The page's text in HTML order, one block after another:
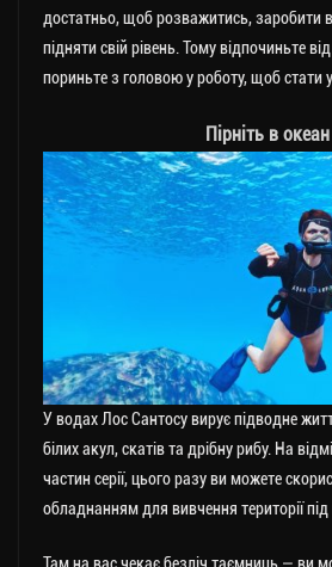
достатньо, щоб розважитись, заробити
підняти свій рівень. Тому відпочиньте
пориньте з головою у роботу, щоб стати
Пірніть в океан
У водах Лос Сантосу вирує підводне
білих акул, скатів та дрібну рибу. На
частин серії, цього разу ви можете
обладнанням для вивчення території
Там на вас чекає безліч таємниць — ви